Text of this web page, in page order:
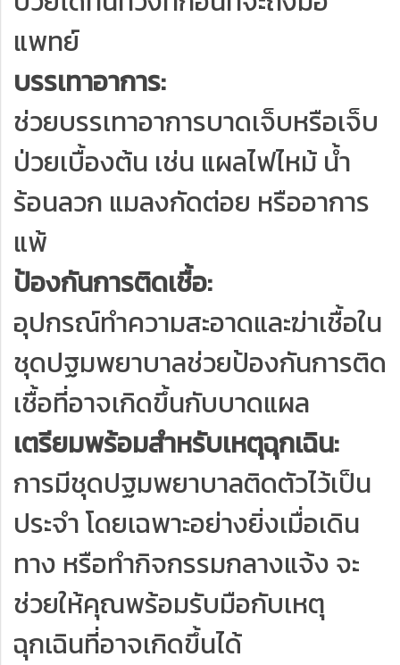
แพทย์
บรรเทาอาการ:
ช่วยบรรเทาอาการบาดเจ็บหรือเจ็บ
ป่วยเบื้องต้น เช่น แผลไฟไหม้ น้ำ
ร้อนลวก แมลงกัดต่อย หรืออาการ
แพ้
ป้องกันการติดเชื้อ:
อุปกรณ์ทำความสะอาดและฆ่าเชื้อใน
ชุดปฐมพยาบาลช่วยป้องกันการติด
เชื้อที่อาจเกิดขึ้นกับบาดแผล
เตรียมพร้อมสำหรับเหตุฉุกเฉิน:
การมีชุดปฐมพยาบาลติดตัวไว้เป็น
ประจำ โดยเฉพาะอย่างยิ่งเมื่อเดิน
ทาง หรือทำกิจกรรมกลางแจ้ง จะ
ช่วยให้คุณพร้อมรับมือกับเหตุ
ฉุกเฉินที่อาจเกิดขึ้นได้